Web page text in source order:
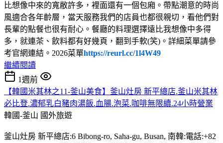
比想像中來的寬敝許多，裡面還有一個包廂。帶點潮意的時尚
風適合各年齡層，當天服務我們的店員也都很親切，看他們對
長輩的點餐也很有耐心。餐廳的料理選擇遠比我想像中多得
多，就連茶、飲料都有好幾頁，翻到手軟(笑)。詳細菜單請參
考官網連結。2026菜單https://reurl.cc/1l4W49
繼續閱讀
1週前
【韓國米其林之11-釜山美食】釜山灶房 新平總店.釜山米其林
必比登.濃郁乳白豬肉湯飯.血腸.泡菜.咖啡無限續.24小時營業
韓國-釜山 國外旅遊
釜山灶房 新平總店:6 Bibong-ro, Saha-gu, Busan, 南韓:電話:+82